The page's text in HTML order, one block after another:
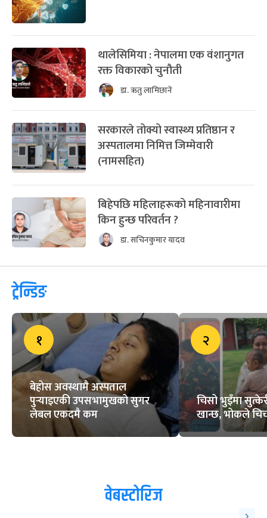
थालेसिमिया : नेपालमा एक वंशानुगत
रक्त विकारको चुनौती
डा. ऋतु लामिछाने
सरकारले तोक्यो स्वास्थ्य प्रतिष्ठान र
अस्पतालमा निमित्त जिम्मेवारी
(नामसहित)
बिहेपछि महिलाहरूको महिनावारीमा
किन हुन्छ परिवर्तन ?
डा. सचिनकुमार यादव
ट्रेन्डिङ
१
बेहोस अवस्थामै अस्पताल
पुर्‍याइएकी उपसभामुखको सुगर
लेबल एकदमै कम
२
चिसो भुइँमा
खान्छ, भोकले
वेबस्टोरिज